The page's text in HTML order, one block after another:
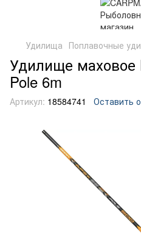
Удилища Поплавочные
Удилище маховое
Pole 6m
Артикул: 18584741 Оставить